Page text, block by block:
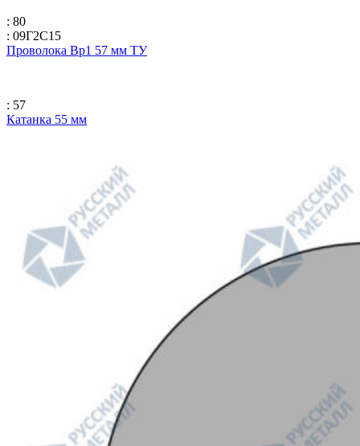
: 80
: 09Г2С15
Проволока Вр1 57 мм ТУ
: 57
Катанка 55 мм